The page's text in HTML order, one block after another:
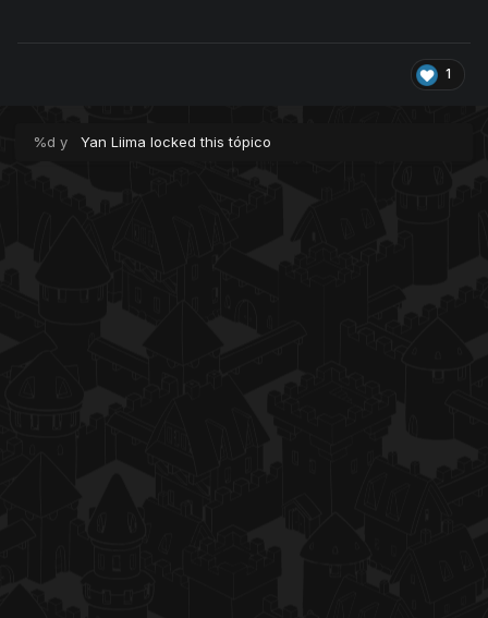
1
%d y Yan Liima locked this tópico